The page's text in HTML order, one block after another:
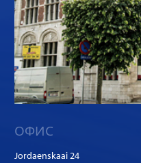
ОФИС
Jordaenskaai 24